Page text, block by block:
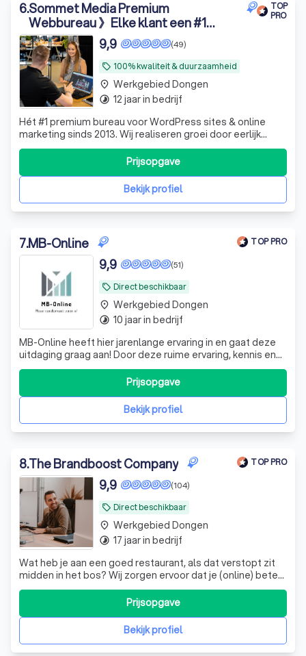
6.Sommet Media Premium
Webbureau 》Elke klant een #1
service
TOP
PRO
local_offer 100% kwaliteit & duurzaamheid
(49)
9,9
Hét #1 premium bureau voor WordPress sites & online
marketing sinds 2013. Wij realiseren groei door eerlijk
advies & persoonlijke aandacht. Kies net als 100+ klanten
voor duurzaam resultaat 🚀
Bekijk profiel
Prijsopgave
place Werkgebied Dongen
timelapse 12 jaar in bedrijf
7.MB-Online TOP PRO
local_offer Direct beschikbaar
(51)
9,9
MB-Online heeft hier jarenlange ervaring in en gaat deze
uitdaging graag aan! Door deze ruime ervaring, kennis en
know-how leveren wij resultaat!
Bekijk profiel
Prijsopgave
place Werkgebied Dongen
timelapse 10 jaar in bedrijf
8.The Brandboost Company TOP PRO
local_offer Direct beschikbaar
(104)
9,9
Wat heb je aan een goed restaurant, als dat verstopt zit
midden in het bos? Wij zorgen ervoor dat je (online) beter
gevonden wordt. Onze marketeers geven jouw bedrijf
Bekijk profiel
Prijsopgave
place Werkgebied Dongen
timelapse 17 jaar in bedrijf